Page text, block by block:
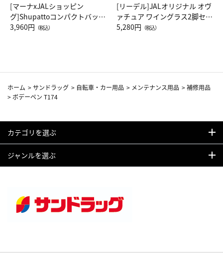
[マーナxJALショッピン
グ]Shupattoコンパクトバッグ
Drop JAL客室乗務員（LC）ス
3,960円 （税込）
[リーデル]JALオリジナル オヴ
ァチュア ワイングラス2脚セッ
ト（レッドワイン）
5,280円 （税込）
ホーム >サンドラッグ > 自転車・カー用品 > メンテナンス用品 >補修用品
> ボデーペン T174
カテゴリを選ぶ
ジャンルを選ぶ